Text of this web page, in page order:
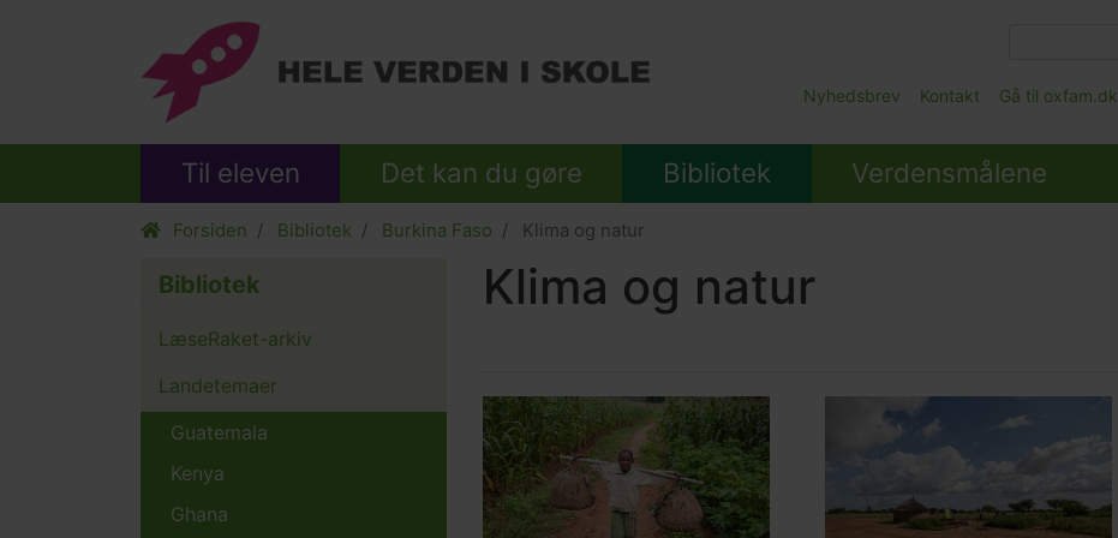
Main
Submenu
Nyhedsbrev Kontakt Gå til oxfam.dk
Til eleven Det kan du gøre Bibliotek Verdensmålene
Forsiden Bibliotek Burkina Faso Klima og natur
Klima og natur
Related
content
Main
picture
Bibliotek
LæseRaket-arkiv
Landetemaer
Guatemala
Kenya
Ghana